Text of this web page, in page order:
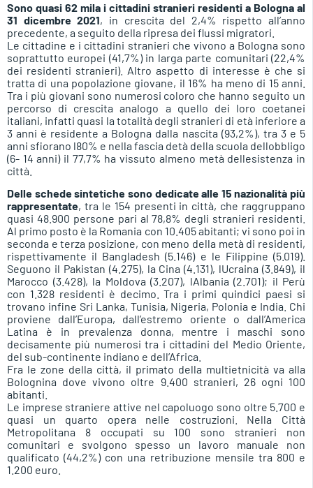
Sono quasi 62 mila i cittadini stranieri residenti a Bologna al
31 dicembre 2021, in crescita del 2,4% rispetto all’anno
precedente, a seguito della ripresa dei flussi migratori.
Le cittadine e i cittadini stranieri che vivono a Bologna sono
soprattutto europei (41,7%) in larga parte comunitari (22,4%
dei residenti stranieri). Altro aspetto di interesse è che si
tratta di una popolazione giovane, il 16% ha meno di 15 anni.
Tra i più giovani sono numerosi coloro che hanno seguito un
percorso di crescita analogo a quello dei loro coetanei
italiani, infatti quasi la totalità degli stranieri di età inferiore a
3 anni è residente a Bologna dalla nascita (93,2%), tra 3 e 5
anni sfiorano l80% e nella fascia detà della scuola dellobbligo
(6- 14 anni) il 77,7% ha vissuto almeno metà dellesistenza in
città.
Delle schede sintetiche sono dedicate alle 15 nazionalità più
rappresentate, tra le 154 presenti in città, che raggruppano
quasi 48.900 persone pari al 78,8% degli stranieri residenti.
Al primo posto è la Romania con 10.405 abitanti; vi sono poi in
seconda e terza posizione, con meno della metà di residenti,
rispettivamente il Bangladesh (5.146) e le Filippine (5.019).
Seguono il Pakistan (4.275), la Cina (4.131), lUcraina (3.849), il
Marocco (3.428), la Moldova (3.207), lAlbania (2.701); il Perù
con 1.328 residenti è decimo. Tra i primi quindici paesi si
trovano infine Sri Lanka, Tunisia, Nigeria, Polonia e India. Chi
proviene dall’Europa, dall’estremo oriente o dall’America
Latina è in prevalenza donna, mentre i maschi sono
decisamente più numerosi tra i cittadini del Medio Oriente,
del sub-continente indiano e dell’Africa.
Fra le zone della città, il primato della multietnicità va alla
Bolognina dove vivono oltre 9.400 stranieri, 26 ogni 100
abitanti.
Le imprese straniere attive nel capoluogo sono oltre 5.700 e
quasi un quarto opera nelle costruzioni. Nella Città
Metropolitana 8 occupati su 100 sono stranieri non
comunitari e svolgono spesso un lavoro manuale non
qualificato (44,2%) con una retribuzione mensile tra 800 e
1.200 euro.